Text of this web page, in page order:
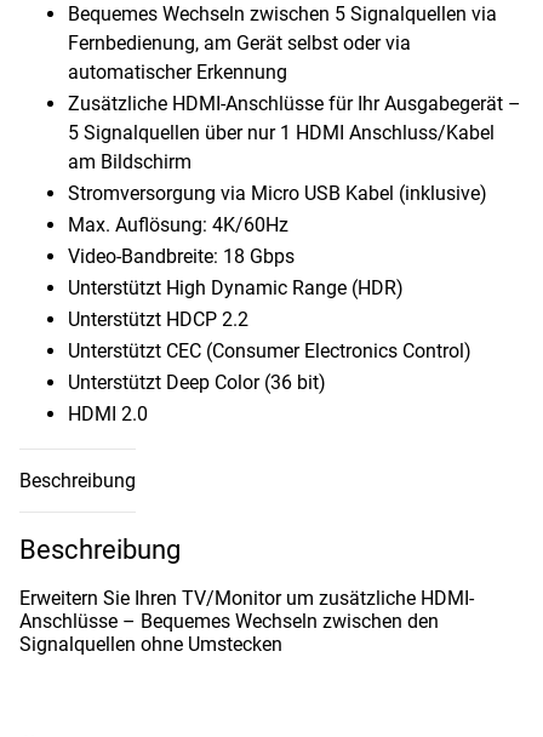
Bequemes Wechseln zwischen 5 Signalquellen via
Fernbedienung, am Gerät selbst oder via
automatischer Erkennung
Zusätzliche HDMI-Anschlüsse für Ihr Ausgabegerät –
5 Signalquellen über nur 1 HDMI Anschluss/Kabel
am Bildschirm
Stromversorgung via Micro USB Kabel (inklusive)
Max. Auflösung: 4K/60Hz
Video-Bandbreite: 18 Gbps
Unterstützt High Dynamic Range (HDR)
Unterstützt HDCP 2.2
Unterstützt CEC (Consumer Electronics Control)
Unterstützt Deep Color (36 bit)
HDMI 2.0
Beschreibung
Beschreibung
Erweitern Sie Ihren TV/Monitor um zusätzliche HDMI-
Anschlüsse – Bequemes Wechseln zwischen den
Signalquellen ohne Umstecken